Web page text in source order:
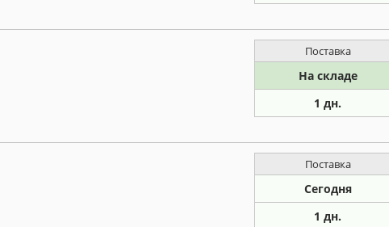
Поставка
На складе
1 дн.
Поставка
Сегодня
1 дн.